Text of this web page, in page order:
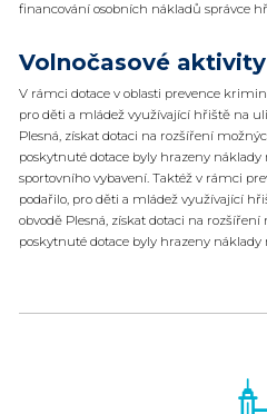
financování osobních nákladů správce
Volnočasové
V rámci dotace v oblasti prevence
pro děti a mládež využívající hřiště na
Plesná, získat dotaci na rozšíření
poskytnuté dotace byly hrazeny
sportovního vybavení. Taktéž v rámci
podařilo, pro děti a mládež využívající
obvodě Plesná, získat dotaci na
poskytnuté dotace byly hrazeny náklady